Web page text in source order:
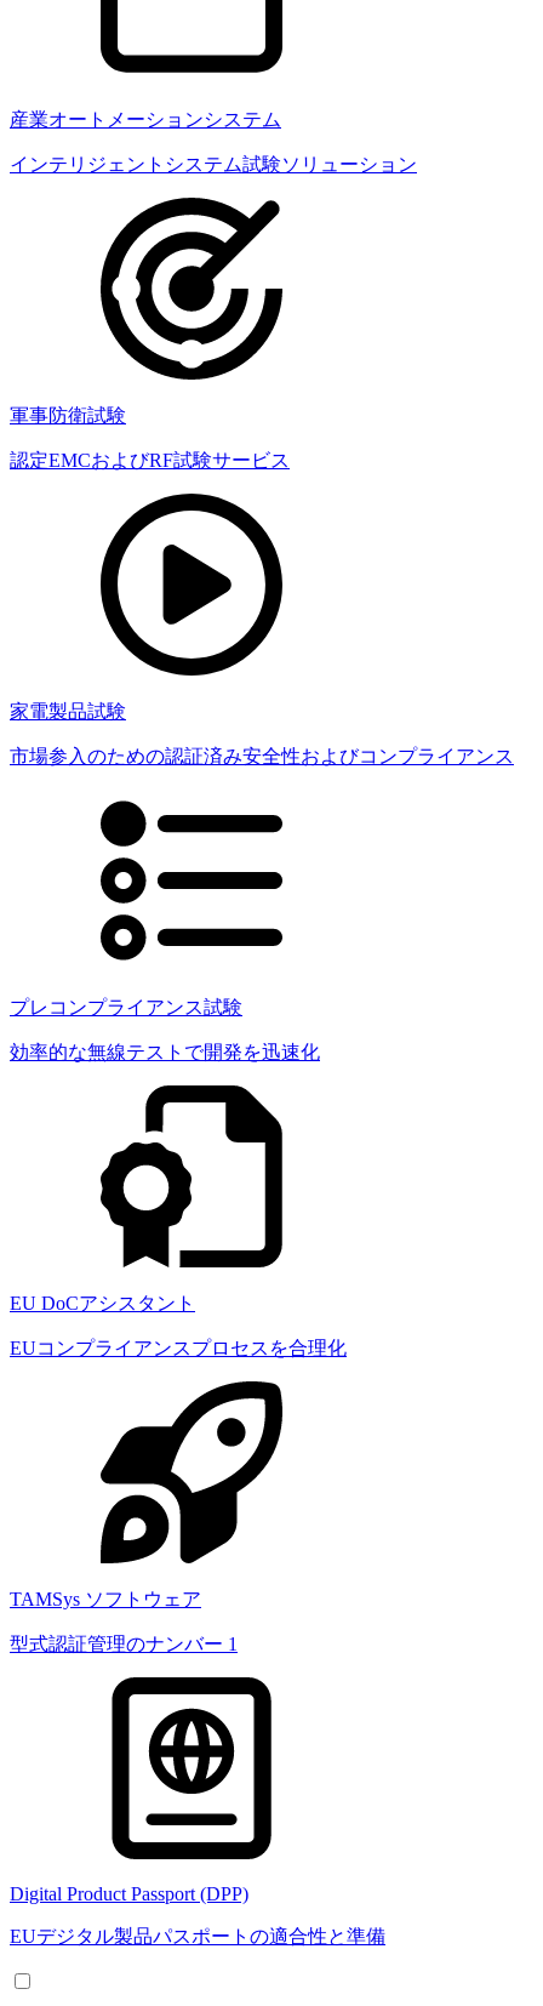
産業オートメーションシステム
インテリジェントシステム試験ソリューション
軍事防衛試験
認定EMCおよびRF試験サービス
家電製品試験
市場参入のための認証済み安全性およびコンプライアンス
プレコンプライアンス試験
効率的な無線テストで開発を迅速化
EU DoCアシスタント
EUコンプライアンスプロセスを合理化
TAMSys ソフトウェア
型式認証管理のナンバー 1
Digital Product Passport (DPP)
EUデジタル製品パスポートの適合性と準備